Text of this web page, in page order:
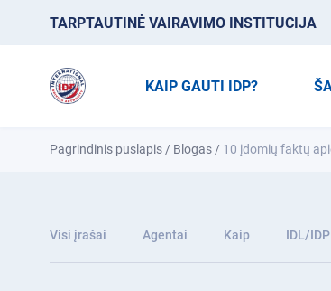
TARPTAUTINĖ VAIRAVIMO INSTITUCIJA
KAIP GAUTI IDP?
Pagrindinis puslapis / Blogas / 10 įdomių faktų
Visi įrašai Agentai Kaip IDL/IDP